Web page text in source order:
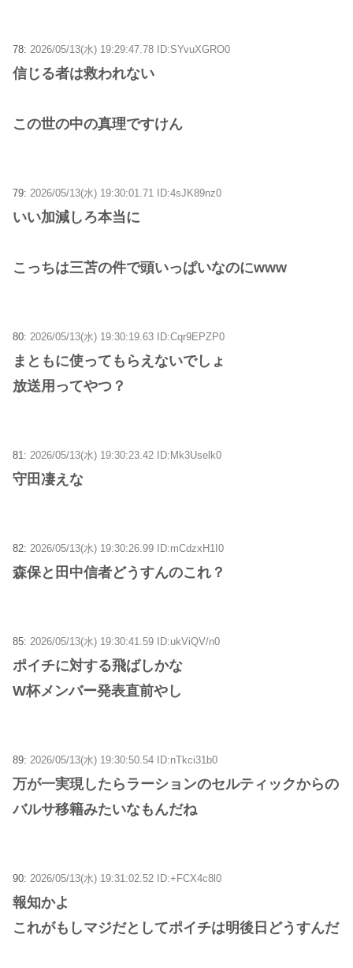
78: 2026/05/13(水) 19:29:47.78 ID:SYvuXGRO0
信じる者は救われない
この世の中の真理ですけん
79: 2026/05/13(水) 19:30:01.71 ID:4sJK89nz0
いい加減しろ本当に
こっちは三苫の件で頭いっぱいなのにwww
80: 2026/05/13(水) 19:30:19.63 ID:Cqr9EPZP0
まともに使ってもらえないでしょ
放送用ってやつ？
81: 2026/05/13(水) 19:30:23.42 ID:Mk3Uselk0
守田凄えな
82: 2026/05/13(水) 19:30:26.99 ID:mCdzxH1I0
森保と田中信者どうすんのこれ？
85: 2026/05/13(水) 19:30:41.59 ID:ukViQV/n0
ポイチに対する飛ばしかな
W杯メンバー発表直前やし
89: 2026/05/13(水) 19:30:50.54 ID:nTkci31b0
万が一実現したらラーションのセルティックからの
バルサ移籍みたいなもんだね
90: 2026/05/13(水) 19:31:02.52 ID:+FCX4c8l0
報知かよ
これがもしマジだとしてポイチは明後日どうすんだ